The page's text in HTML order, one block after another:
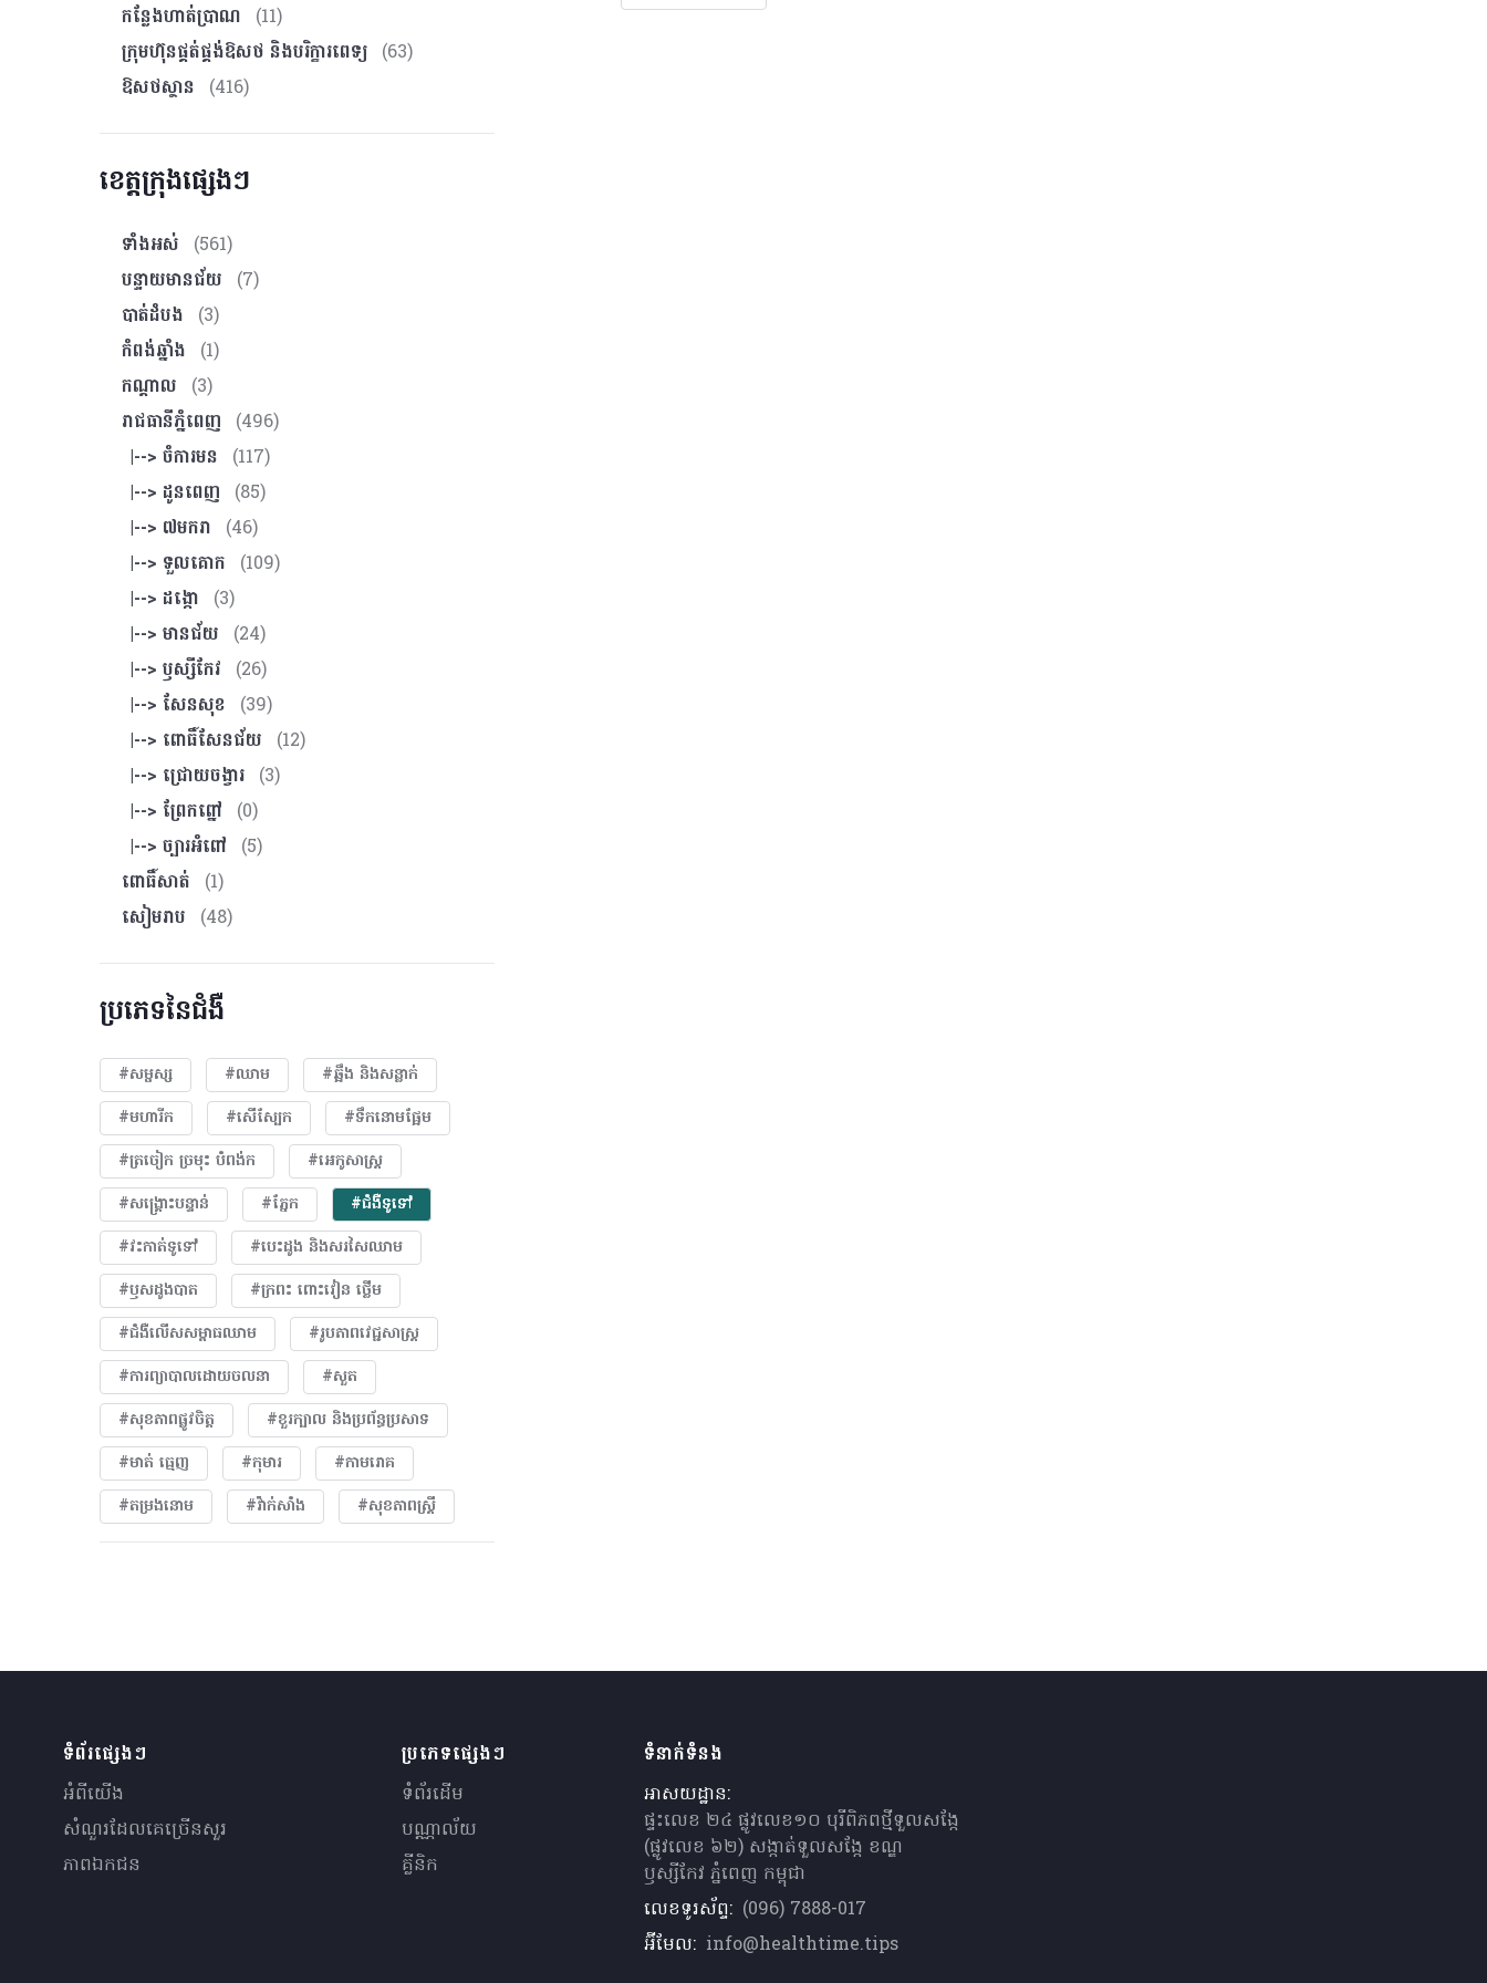
កន្លែងហាត់ប្រាណ
(11)
ក្រុមហ៊ុនផ្គត់ផ្គង់ឱសថ និងបរិក្ខារពេទ្យ (63)
ឱសថស្ថាន
(416)
ខេត្តក្រុងផ្សេងៗ
ទាំងអស់
(561)
បន្ទាយមានជ័យ
(7)
បាត់ដំបង
(3)
កំពង់ឆ្នាំង
(1)
កណ្ដាល
(3)
រាជធានីភ្នំពេញ
(496)
|--> ចំការមន
(117)
|--> ដូនពេញ
(85)
|--> ៧មករា
(46)
|--> ទួលគោក
(109)
|--> ដង្កោ
(3)
|--> មានជ័យ
(24)
|--> ឫស្សីកែវ
(26)
|--> សែនសុខ
(39)
|--> ពោធិ៍សែនជ័យ
(12)
|--> ជ្រោយចង្វារ (3)
|--> ព្រែកព្នៅ
(0)
|--> ច្បារអំពៅ
(5)
ពោធិ៍សាត់
(1)
សៀមរាប
(48)
ប្រភេទនៃជំងឺ
#សម្ផស្ស #ឈាម
#ឆ្អឹង និងសន្លាក់
#មហារីក​
#សើស្បែក
#ទឹកនោមផ្អែម
#ត្រចៀក ច្រមុះ បំពង់ក
#អេកូសាស្រ្ត
#សង្គ្រោះបន្ទាន់
#ភ្នែក​
#ជំងឺទូទៅ
#វះកាត់ទូទៅ
#បេះដូង​ និងសរសៃឈាម
#ឫសដូងបាត
#ក្រពះ ពោះវៀន ថ្លើម
#ជំងឺលើសសម្ពាធឈាម
#​រូបភាពវេជ្ជសាស្រ្ត
#ការព្យាបាលដោយ​ចលនា
#សួត
#សុខភាពផ្លូវចិត្ត
#ខួរក្បាល និងប្រព័ន្ធប្រសាទ
#មាត់ ធ្មេញ
#កុមារ
#កាមរោគ
#តម្រងនោម
#វ៉ាក់សាំង #សុខភាពស្រ្តី
ទំព័រផ្សេងៗ
អំពីយើង
សំណួរ​ដែលគេ​ច្រើន​សួរ
ភាពឯកជន
ប្រភេទផ្សេងៗ
ទំព័រដើម
បណ្ណាល័យ
គ្លីនិក
ទំនាក់ទំនង
អាសយដ្ឋាន:
ផ្ទះលេខ ២៤ ផ្លូវលេខ១០ បុរីពិភពថ្មីទួលសង្កែ
(ផ្លូវលេខ ៦២) សង្កាត់ទួលសង្កែ ខណ្ឌ
ឫស្សីកែវ ភ្នំពេញ កម្ពុជា
លេខទូរស័ព្ទ: (096) 7888-017
អ៊ីមែល: info@healthtime.tips